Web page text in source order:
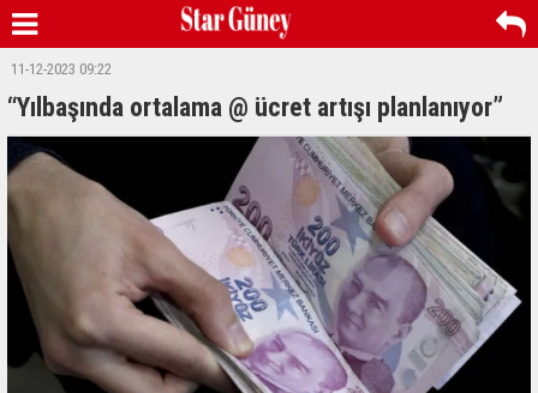
11-12-2023 09:22
“Yılbaşında ortalama @ ücret artışı planlanıyor”